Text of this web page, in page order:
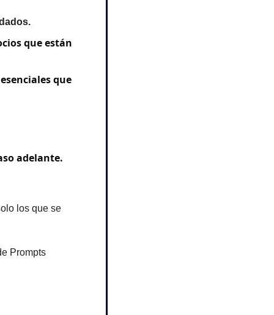
que están
que
adelante.
los que se
Prompts